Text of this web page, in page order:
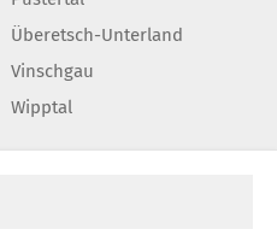
Überetsch-Unterland
Vinschgau
Wipptal